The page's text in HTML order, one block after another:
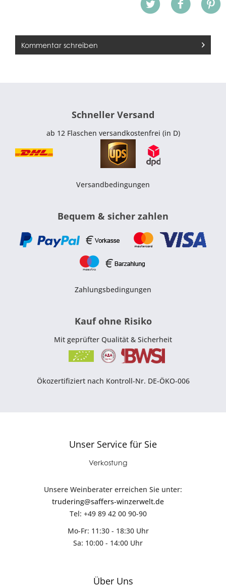
Kommentar schreiben
Schneller Versand
ab 12 Flaschen versandkostenfrei (in D)
Versandbedingungen
Bequem & sicher zahlen
Zahlungsbedingungen
Kauf ohne Risiko
Mit geprüfter Qualität & Sicherheit
Ökozertifiziert nach Kontroll-Nr. DE-ÖKO-006
Unser Service für Sie
Verkostung
Unsere Weinberater erreichen Sie unter:
trudering@saffers-winzerwelt.de
Tel: +49 89 42 00 90-90
Mo-Fr: 11:30 - 18:30 Uhr
Sa: 10:00 - 14:00 Uhr
Über Uns